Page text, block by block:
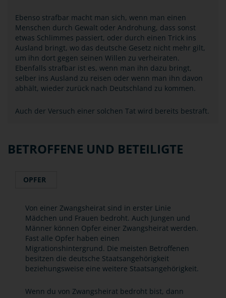
Ebenso strafbar macht man sich, wenn man einen
Menschen durch Gewalt oder Androhung, dass sonst
etwas Schlimmes passiert, oder durch einen Trick ins
Ausland bringt, wo das deutsche Gesetz nicht mehr gilt,
um ihn dort gegen seinen Willen zu verheiraten.
Ebenfalls strafbar ist es, wenn man ihn dazu bringt,
selber ins Ausland zu reisen oder wenn man ihn davon
abhält, wieder zurück nach Deutschland zu kommen.
Auch der Versuch einer solchen Tat wird bereits bestraft.
BETROFFENE UND BETEILIGTE
OPFER
Von einer Zwangsheirat sind in erster Linie
Mädchen und Frauen bedroht. Auch Jungen und
Männer können Opfer einer Zwangsheirat werden.
Fast alle Opfer haben einen
Migrationshintergrund. Die meisten Betroffenen
besitzen die deutsche Staatsangehörigkeit
beziehungsweise eine weitere Staatsangehörigkeit.
Wenn du von Zwangsheirat bedroht bist, dann